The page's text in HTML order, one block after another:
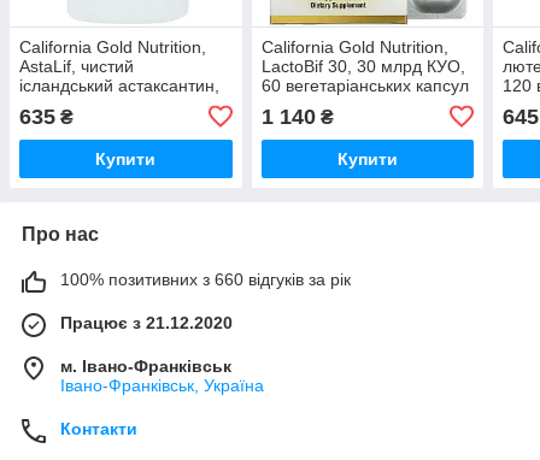
California Gold Nutrition,
AstaLif, чистий
ісландський астаксантин,
12 мг, 30 вегетаріанських
капсул
635 ₴
Купити
California Gold Nutrition,
LactoBif 30, 30 млрд КУО,
60 вегетаріанських капсул
1 140₴
Купити
120
645
Про нас
100% позитивних з 660 відгуків за рік
Працює з 21.12.2020
м. Івано-Франківськ
Івано-Франківськ, Україна
Контакти